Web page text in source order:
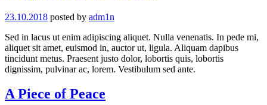
23.10.2018 posted by adm1n
Sed in lacus ut enim adipiscing aliquet. Nulla venenatis. In pede mi,
aliquet sit amet, euismod in, auctor ut, ligula. Aliquam dapibus
tincidunt metus. Praesent justo dolor, lobortis quis, lobortis
dignissim, pulvinar ac, lorem. Vestibulum sed ante.
A Piece of Peace